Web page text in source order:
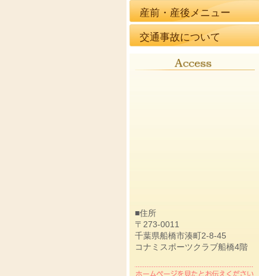
産前・産後メニュー
交通事故について
■住所
〒273-0011
千葉県船橋市湊町2-8-45
コナミスポーツクラブ船橋4階